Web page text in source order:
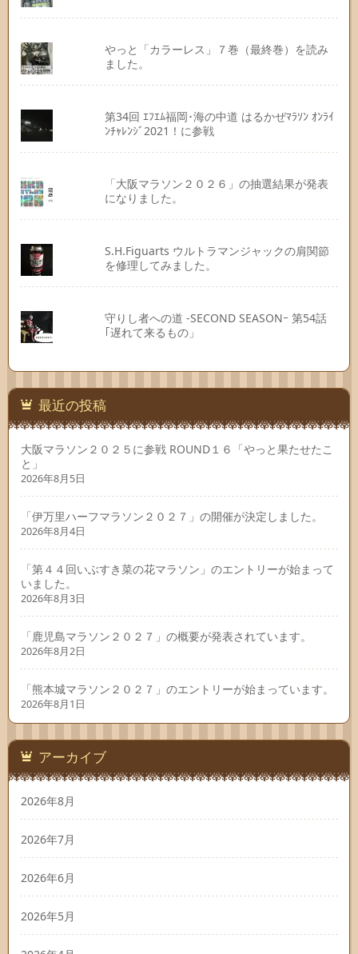
やっと「カラーレス」７巻（最終巻）を読み
ました。
第34回 ｴﾌｴﾑ福岡･海の中道 はるかぜﾏﾗｿﾝ ｵﾝﾗｲ
ﾝﾁｬﾚﾝｼﾞ2021！に参戦
「大阪マラソン２０２６」の抽選結果が発表
になりました。
S.H.Figuarts ウルトラマンジャックの肩関節
を修理してみました。
守りし者への道 -SECOND SEASONｰ 第54話
｢遅れて来るもの」
最近の投稿
大阪マラソン２０２５に参戦 ROUND１６「やっと果たせたこ
と」
2026年8月5日
「伊万里ハーフマラソン２０２７」の開催が決定しました。
2026年8月4日
「第４４回いぶすき菜の花マラソン」のエントリーが始まって
いました。
2026年8月3日
「鹿児島マラソン２０２７」の概要が発表されています。
2026年8月2日
「熊本城マラソン２０２７」のエントリーが始まっています。
2026年8月1日
アーカイブ
2026年8月
2026年7月
2026年6月
2026年5月